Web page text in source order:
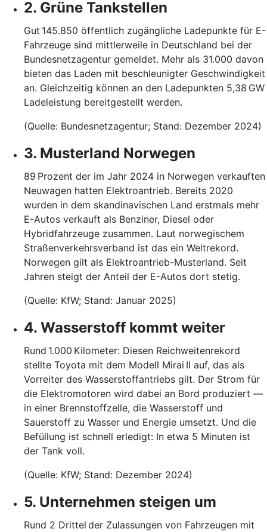
2. Grüne Tankstellen
Gut 145.850 öffentlich zugängliche Ladepunkte für E-
Fahrzeuge sind mittlerweile in Deutschland bei der
Bundesnetzagentur gemeldet. Mehr als 31.000 davon
bieten das Laden mit beschleunigter Geschwindigkeit
an. Gleichzeitig können an den Ladepunkten 5,38 GW
Ladeleistung bereitgestellt werden.
(Quelle: Bundesnetzagentur; Stand: Dezember 2024)
3. Musterland Norwegen
89 Prozent der im Jahr 2024 in Norwegen verkauften
Neuwagen hatten Elektroantrieb. Bereits 2020
wurden in dem skandinavischen Land erstmals mehr
E-Autos verkauft als Benziner, Diesel oder
Hybridfahrzeuge zusammen. Laut norwegischem
Straßenverkehrsverband ist das ein Weltrekord.
Norwegen gilt als Elektroantrieb-Musterland. Seit
Jahren steigt der Anteil der E-Autos dort stetig.
(Quelle: KfW; Stand: Januar 2025)
4. Wasserstoff kommt weiter
Rund 1.000 Kilometer: Diesen Reichweitenrekord
stellte Toyota mit dem Modell Mirai II auf, das als
Vorreiter des Wasserstoffantriebs gilt. Der Strom für
die Elektromotoren wird dabei an Bord produziert —
in einer Brennstoffzelle, die Wasserstoff und
Sauerstoff zu Wasser und Energie umsetzt. Und die
Befüllung ist schnell erledigt: In etwa 5 Minuten ist
der Tank voll.
(Quelle: KfW; Stand: Dezember 2024)
5. Unternehmen steigen um
Rund 2 Drittel der Zulassungen von Fahrzeugen mit